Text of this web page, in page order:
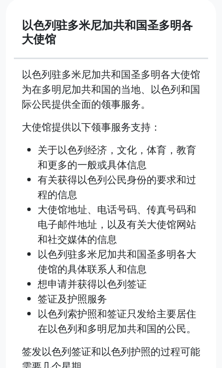
以色列驻多米尼加共和国圣多明各
大使馆
以色列驻多米尼加共和国圣多明各大使馆
为在多明尼加共和国的当地、以色列和国
际公民提供全面的领事服务。
大使馆提供以下领事服务支持：
关于以色列经济，文化，体育，教育
和更多的一般或具体信息
有关获得以色列公民身份的要求和过
程的信息
大使馆地址、电话号码、传真号码和
电子邮件地址，以及有关大使馆网站
和社交媒体的信息
以色列驻多米尼加共和国圣多明各大
使馆的具体联系人和信息
想申请并获得以色列签证
签证及护照服务
以色列索护照和签证只发给主要居住
在以色列和多明尼加共和国的公民。
签发以色列签证和以色列护照的过程可能